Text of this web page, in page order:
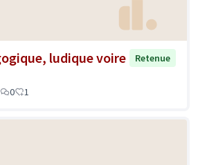
ludique voire
Retenue
0 1